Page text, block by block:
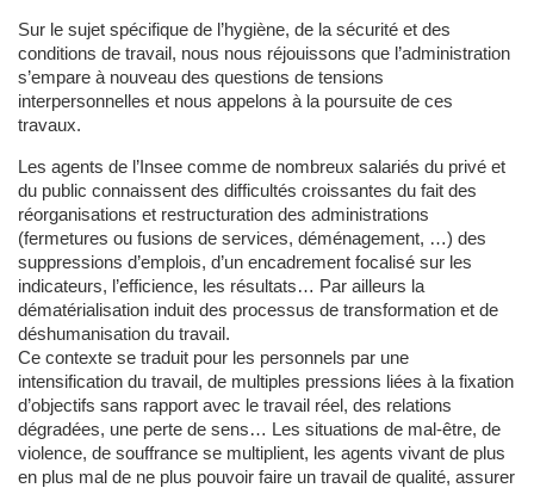
Sur le sujet spécifique de l’hygiène, de la sécurité et des
conditions de travail, nous nous réjouissons que l’administration
s’empare à nouveau des questions de tensions
interpersonnelles et nous appelons à la poursuite de ces
travaux.
Les agents de l’Insee comme de nombreux salariés du privé et
du public connaissent des difficultés croissantes du fait des
réorganisations et restructuration des administrations
(fermetures ou fusions de services, déménagement, …) des
suppressions d’emplois, d’un encadrement focalisé sur les
indicateurs, l’efficience, les résultats… Par ailleurs la
dématérialisation induit des processus de transformation et de
déshumanisation du travail.
Ce contexte se traduit pour les personnels par une
intensification du travail, de multiples pressions liées à la fixation
d’objectifs sans rapport avec le travail réel, des relations
dégradées, une perte de sens… Les situations de mal-être, de
violence, de souffrance se multiplient, les agents vivant de plus
en plus mal de ne plus pouvoir faire un travail de qualité, assurer